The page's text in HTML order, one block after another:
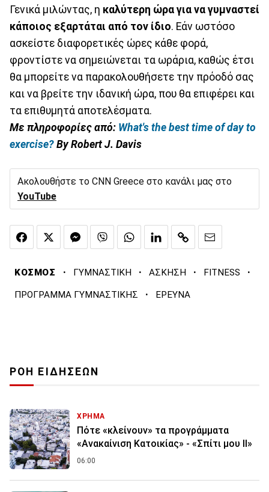
Γενικά μιλώντας, η καλύτερη ώρα για να γυμναστεί
κάποιος εξαρτάται από τον ίδιο. Εάν ωστόσο
ασκείστε διαφορετικές ώρες κάθε φορά,
φροντίστε να σημειώνεται τα ωράρια, καθώς έτσι
θα μπορείτε να παρακολουθήσετε την πρόοδό σας
και να βρείτε την ιδανική ώρα, που θα επιφέρει και
τα επιθυμητά αποτελέσματα.
Με πληροφορίες από: What's the best time of day to
exercise? Βy Robert J. Davis
Ακολουθήστε το CNN Greece στο κανάλι μας στο
YouTube
ΚΟΣΜΟΣ · ΓΥΜΝΑΣΤΙΚΗ · ΑΣΚΗΣΗ · FITNESS ·
ΠΡΟΓΡΑΜΜΑ ΓΥΜΝΑΣΤΙΚΗΣ · ΕΡΕΥΝΑ
ΡΟΗ ΕΙΔΗΣΕΩΝ
ΧΡΗΜΑ
Πότε «κλείνουν» τα προγράμματα
«Ανακαίνιση Κατοικίας» - «Σπίτι μου ΙΙ»
06:00